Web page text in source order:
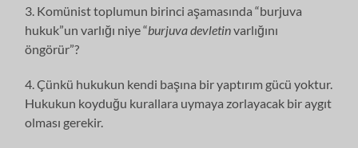
3. Komünist toplumun birinci aşamasında “burjuva
hukuk”un varlığı niye “burjuva devletinvarlığını
öngörür”?
4. Çünkü hukukun kendi başına bir yaptırım gücü yoktur.
Hukukun koyduğu kurallara uymaya zorlayacak bir aygıt
olması gerekir.